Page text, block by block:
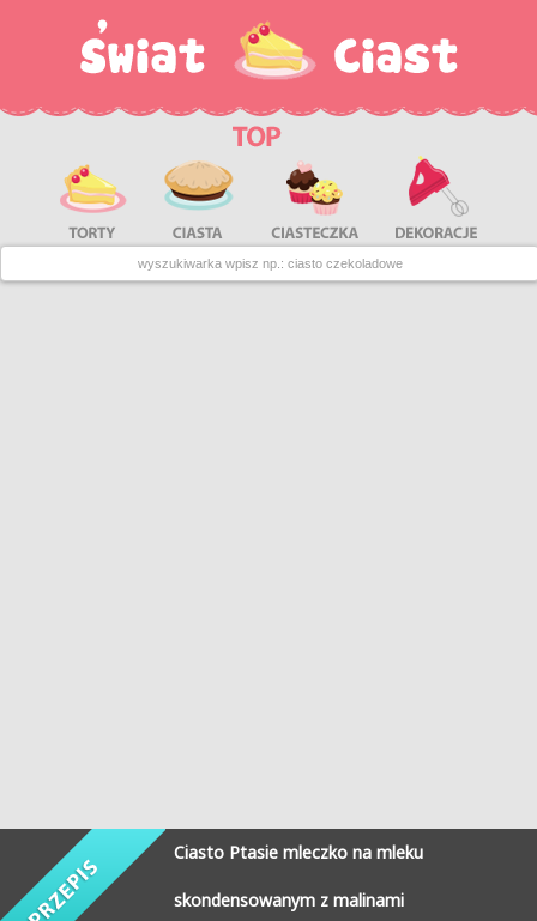
Ciasto Ptasie mleczko na mleku
skondensowanym z malinami